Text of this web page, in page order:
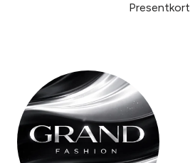
Presentkort